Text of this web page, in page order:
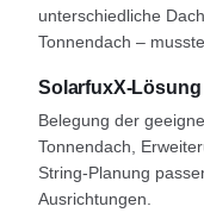
unterschiedliche
Tonnendach –
SolarfuxX-Lösung
Belegung der
Tonnendach,
String-Planung
Ausrichtungen.